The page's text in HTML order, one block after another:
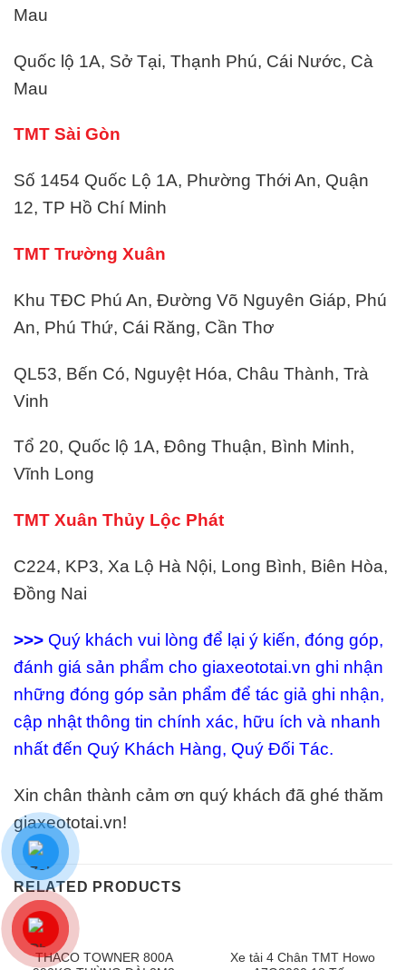
Mau
Quốc lộ 1A, Sở Tại, Thạnh Phú, Cái Nước, Cà
Mau
TMT Sài Gòn
Số 1454 Quốc Lộ 1A, Phường Thới An, Quận
12, TP Hồ Chí Minh
TMT Trường Xuân
Khu TĐC Phú An, Đường Võ Nguyên Giáp, Phú
An, Phú Thứ, Cái Răng, Cần Thơ
QL53, Bến Có, Nguyệt Hóa, Châu Thành, Trà
Vinh
Tổ 20, Quốc lộ 1A, Đông Thuận, Bình Minh,
Vĩnh Long
TMT Xuân Thủy Lộc Phát
C224, KP3, Xa Lộ Hà Nội, Long Bình, Biên Hòa,
Đồng Nai
>>> Quý khách vui lòng để lại ý kiến, đóng góp,
đánh giá sản phẩm cho giaxeototai.vn ghi nhận
những đóng góp sản phẩm để tác giả ghi nhận,
cập nhật thông tin chính xác, hữu ích và nhanh
nhất đến Quý Khách Hàng, Quý Đối Tác.
Xin chân thành cảm ơn quý khách đã ghé thăm
giaxeototai.vn!
RELATED PRODUCTS
THACO TOWNER 800A
Xe tải 4 Chân TMT Howo